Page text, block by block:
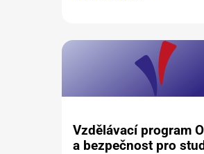
Vzdělávací program
a bezpečnost pro